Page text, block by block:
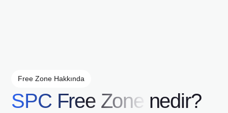
Free Zone Hakkında
SPC Free Zone nedir?